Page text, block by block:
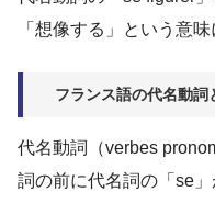
「想像する」という意味
フランス語の代名動詞
代名動詞（verbes
詞の前に代名詞の「se」